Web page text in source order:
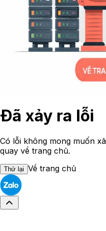
Đã xảy ra lỗi
Có lỗi không mong muốn
quay về trang chủ.
Thử lại Về trang chủ